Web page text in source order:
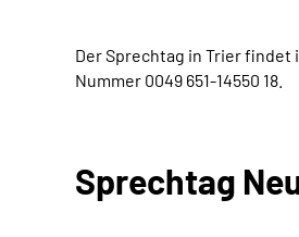
Der Sprechtag in Trier
Nummer 0049 651-14550 18.
Sprechtag